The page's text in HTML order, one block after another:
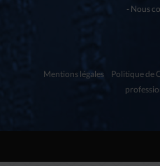
Nous
Mentions légales Politique de